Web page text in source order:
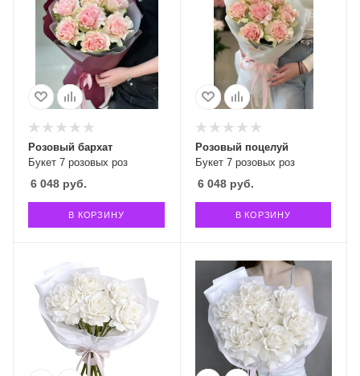
Букет 7 розовых роз
Розовый бархат
6 048 руб.
В КОРЗИНУ
Букет 7 розовых роз
Розовый поцелуй
6 048руб.
В КОРЗИНУ